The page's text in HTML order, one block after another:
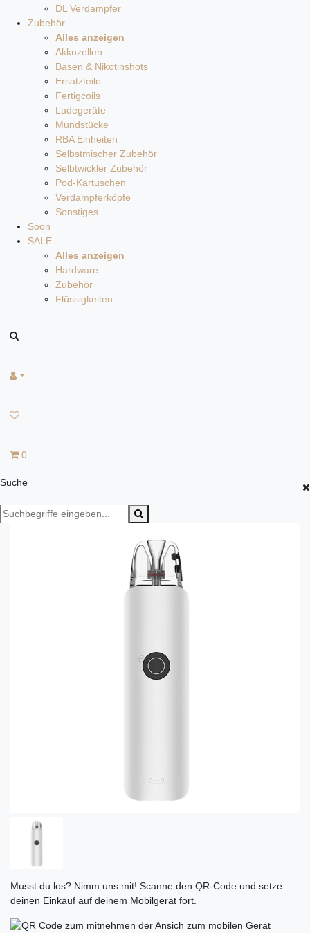
DL Verdampfer
Zubehör
Alles anzeigen
Akkuzellen
Basen & Nikotinshots
Ersatzteile
Fertigcoils
Ladegeräte
Mundstücke
RBA Einheiten
Selbstmischer Zubehör
Selbtwickler Zubehör
Pod-Kartuschen
Verdampferköpfe
Sonstiges
Soon
SALE
Alles anzeigen
Hardware
Zubehör
Flüssigkeiten
0
Suche
Musst du los? Nimm uns mit! Scanne den QR-Code und setze
deinen Einkauf auf deinem Mobilgerät fort.